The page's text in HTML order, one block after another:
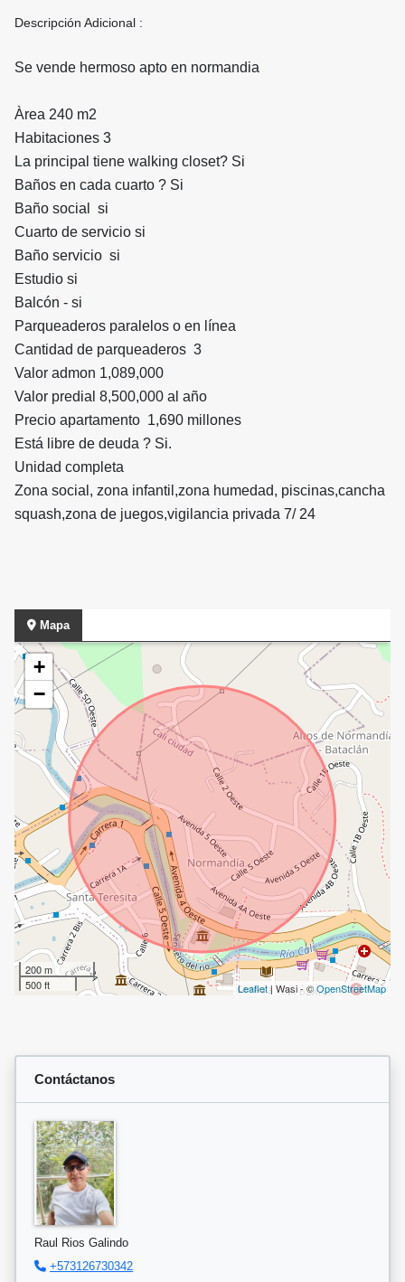
Descripción Adicional :
Se vende hermoso apto en normandia
Àrea 240 m2
Habitaciones 3
La principal tiene walking closet? Si
Baños en cada cuarto ? Si
Baño social si
Cuarto de servicio si
Baño servicio si
Estudio si
Balcón - si
Parqueaderos paralelos o en línea
Cantidad de parqueaderos 3
Valor admon 1,089,000
Valor predial 8,500,000 al año
Precio apartamento 1,690 millones
Está libre de deuda ? Si.
Unidad completa
Zona social, zona infantil,zona humedad, piscinas,cancha
squash,zona de juegos,vigilancia privada 7/ 24
Mapa
+
−
200 m
500 ft
Leaflet| Wasi - ©OpenStreetMap
Contáctanos
Raul Rios Galindo
+573126730342